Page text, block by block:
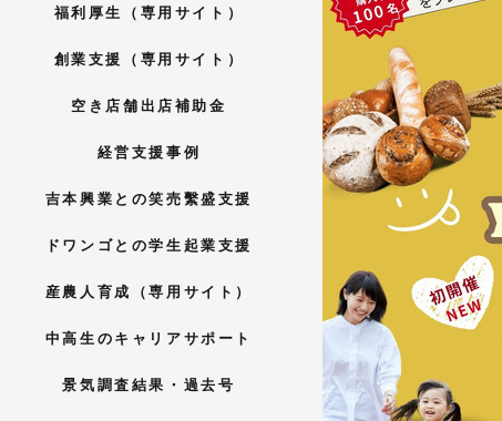
福利厚生（専用サイト）
創業支援（専用サイト）
空き店舗出店補助金
経営支援事例
吉本興業との笑売繫盛支援
ドワンゴとの学生起業支援
産農人育成（専用サイト）
中高生のキャリアサポート
景気調査結果・過去号